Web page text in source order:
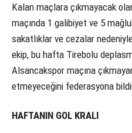
Kalan maçlara çıkmayacak
maçında 1 galibiyet ve 5
sakatlıklar ve cezalar
ekip, bu hafta Tirebolu
Alsancakspor maçına
etmeyeceğini federasyona
HAFTANIN GOL KRALI